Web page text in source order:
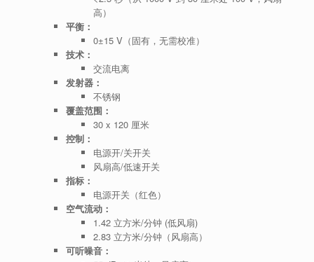
高）
平衡：
0±15 V（固有，无需校准）
技术：
交流电离
发射器：
不锈钢
覆盖范围：
30 x 120 厘米
控制：
电源开/关开关
风扇高/低速开关
指标：
电源开关（红色）
空气流动：
1.42 立方米/分钟 (低风扇)
2.83 立方米/分钟（风扇高）
可听噪音：